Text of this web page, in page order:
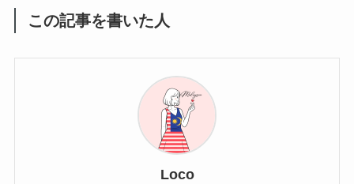
この記事を書いた人
Loco